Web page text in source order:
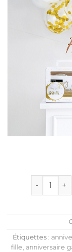
quantité
Étiquettes :
fille anniversaire